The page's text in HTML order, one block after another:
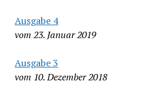
Ausgabe 4
vom 23. Januar 2019
Ausgabe 3
vom 10. Dezember 2018